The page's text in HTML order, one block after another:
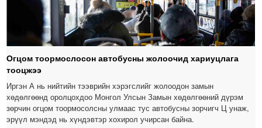
Огцом тоормослосон автобусны жолоочид хариуцлага
тооцжээ
Иргэн А нь нийтийн тээврийн хэрэгслийг жолоодон замын
хөдөлгөөнд оролцохдоо Монгол Улсын Замын хөдөлгөөний дүрэм
зөрчин огцом тоормосолсны улмаас тус автобусны зорчигч Ц унаж,
эрүүл мэндэд нь хүндэвтэр хохирол учирсан байна.